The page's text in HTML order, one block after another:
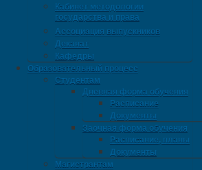
Кабинет методологии
государства и права
Ассоциация выпускников
Деканат
Кафедры
Образовательный процесс
Студентам
Дневная форма обучения
Расписание
Документы
Заочная форма обучения
Расписание, планы
Документы
Магистрантам